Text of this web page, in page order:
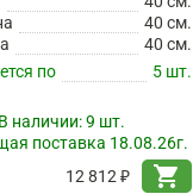
40 см.
40 см.
по
5 шт.
наличии:9 шт.
поставка 18.08.26г.
12 812 ₽
shopping_cart